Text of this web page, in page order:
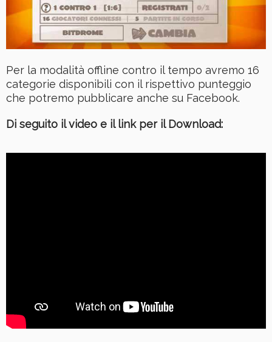
Per la modalità offline contro il tempo avremo 16
categorie disponibili con il rispettivo punteggio
che potremo pubblicare anche su Facebook.
Di seguito il video e il link per il Download: